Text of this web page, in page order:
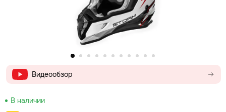
Видеообзор
В наличии